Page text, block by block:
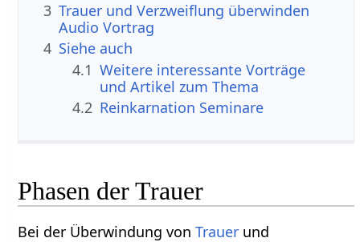
3 Trauer und Verzweiflung überwinden
Audio Vortrag
4 Siehe auch
4.1 Weitere interessante Vorträge
und Artikel zum Thema
4.2 Reinkarnation Seminare
Phasen der Trauer
Bei der Überwindung vonTrauer und